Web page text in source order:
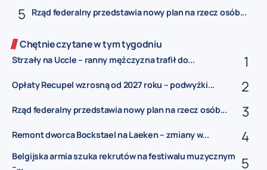
Rząd federalny przedstawia nowy plan na rzecz osób...
Chętnie czytane w tym tygodniu
Strzały na Uccle – ranny mężczyzna trafił do...
Opłaty Recupel wzrosną od 2027 roku – podwyżki...
Rząd federalny przedstawia nowy plan na rzecz osób...
Remont dworca Bockstael na Laeken – zmiany w...
Belgijska armia szuka rekrutów na festiwalu muzycznym
–...